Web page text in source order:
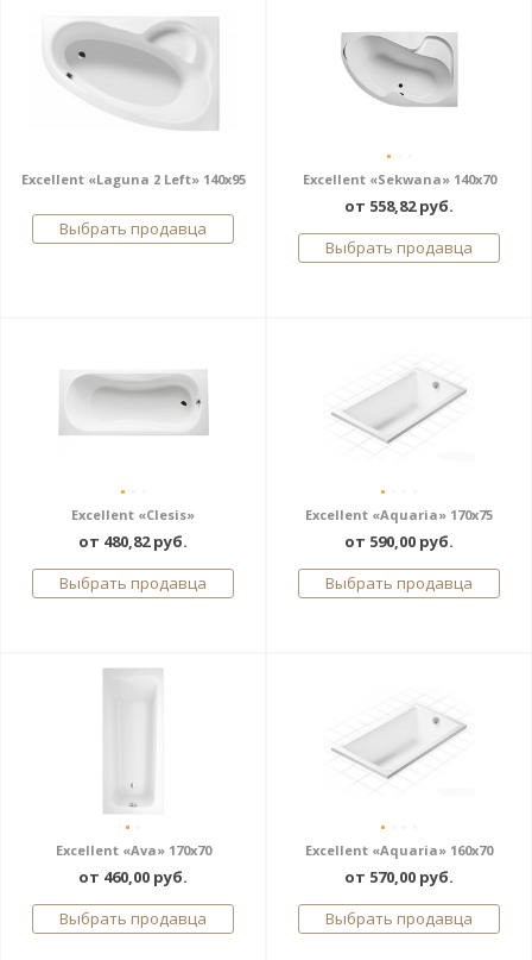
Excellent «Laguna 2 Left» 140x95
Выбрать продавца
Excellent «Sekwana» 140х70
от 558,82 руб.
Выбрать продавца
Excellent «Clesis»
от 480,82 руб.
Выбрать продавца
Excellent «Aquaria» 170x75
от 590,00 руб.
Выбрать продавца
Excellent «Ava» 170х70
от 460,00 руб.
Выбрать продавца
Excellent «Aquaria» 160x70
от 570,00 руб.
Выбрать продавца